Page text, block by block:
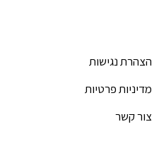
הצהרת נגישות
מדיניות פרטיות
צור קשר